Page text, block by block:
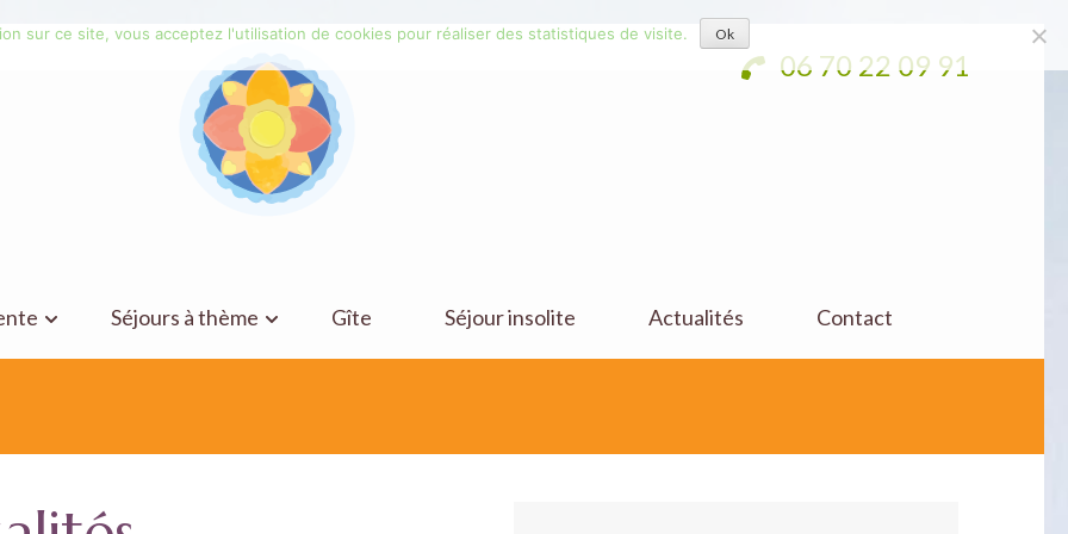
06 70 22 09 91
Séjours à thème Gîte Séjour insolite Actualités Contact
sur ce site, vous acceptez l'utilisation de cookies pour réaliser des statistiques de visite. Ok